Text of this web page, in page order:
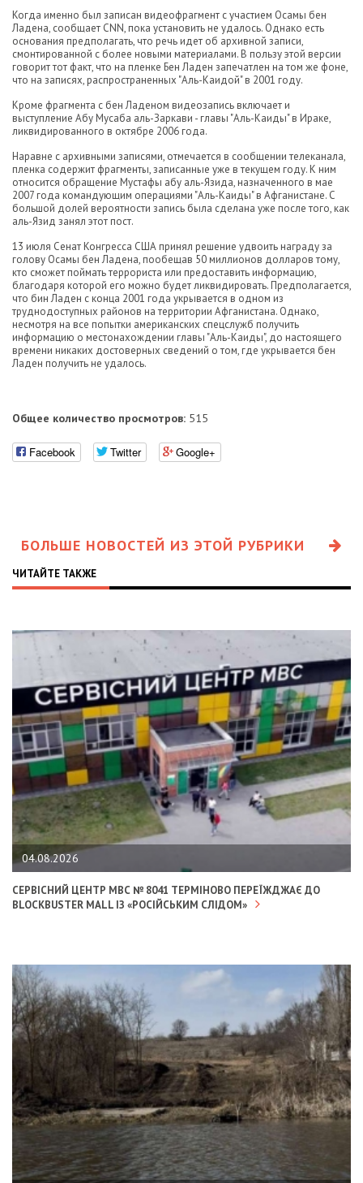
Когда именно был записан видеофрагмент с участием Осамы бен
Ладена, сообщает CNN, пока установить не удалось. Однако есть
основания предполагать, что речь идет об архивной записи,
смонтированной с более новыми материалами. В пользу этой версии
говорит тот факт, что на пленке Бен Ладен запечатлен на том же фоне,
что на записях, распространенных "Аль-Каидой" в 2001 году.
Кроме фрагмента с бен Ладеном видеозапись включает и
выступление Абу Мусаба аль-Заркави - главы "Аль-Каиды" в Ираке,
ликвидированного в октябре 2006 года.
Наравне с архивными записями, отмечается в сообщении телеканала,
пленка содержит фрагменты, записанные уже в текущем году. К ним
относится обращение Мустафы абу аль-Язида, назначенного в мае
2007 года командующим операциями "Аль-Каиды" в Афганистане. С
большой долей вероятности запись была сделана уже после того, как
аль-Язид занял этот пост.
13 июля Сенат Конгресса США принял решение удвоить награду за
голову Осамы бен Ладена, пообещав 50 миллионов долларов тому,
кто сможет поймать террориста или предоставить информацию,
благодаря которой его можно будет ликвидировать. Предполагается,
что бин Ладен с конца 2001 года укрывается в одном из
труднодоступных районов на территории Афганистана. Однако,
несмотря на все попытки американских спецслужб получить
информацию о местонахождении главы "Аль-Каиды", до настоящего
времени никаких достоверных сведений о том, где укрывается бен
Ладен получить не удалось.
Общее количество просмотров: 515
Facebook Twitter Google+
БОЛЬШЕ НОВОСТЕЙ ИЗ ЭТОЙ РУБРИКИ
ЧИТАЙТЕ ТАКЖЕ
04.08.2026
СЕРВІСНИЙ ЦЕНТР МВС № 8041 ТЕРМІНОВО ПЕРЕЇЖДЖАЄ ДО
BLOCKBUSTER MALL ІЗ «РОСІЙСЬКИМ СЛІДОМ»